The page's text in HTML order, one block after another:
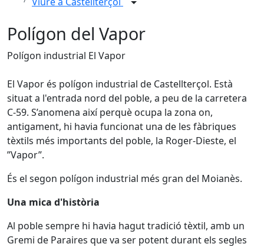
Polígon del Vapor
Polígon industrial El Vapor
El Vapor és polígon industrial de Castellterçol. Està
situat a l'entrada nord del poble, a peu de la carretera
C-59. S’anomena així perquè ocupa la zona on,
antigament, hi havia funcionat una de les fàbriques
tèxtils més importants del poble, la Roger-Dieste, el
”Vapor”.
És el segon polígon industrial més gran del Moianès.
Una mica d'història
Al poble sempre hi havia hagut tradició tèxtil, amb un
Gremi de Paraires que va ser potent durant els segles